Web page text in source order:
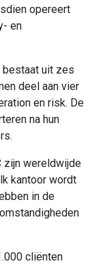
opereert
en
bestaat uit zes
deel aan vier
en risk. De
na hun
zijn wereldwijde
kantoor wordt
in de
cliënten